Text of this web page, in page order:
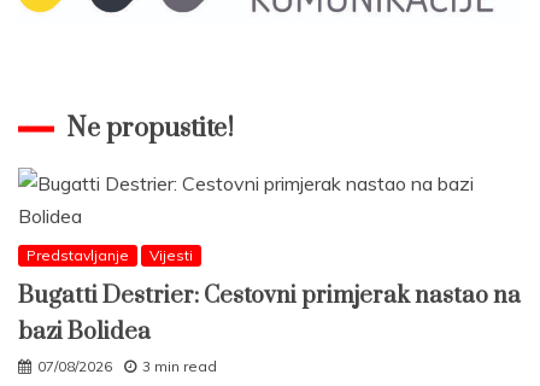
Ne propustite!
Predstavljanje Vijesti
Bugatti Destrier: Cestovni primjerak nastao na
bazi Bolidea
07/08/2026 3 min read